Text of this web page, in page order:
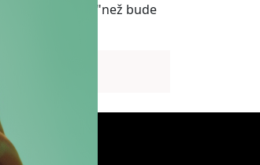
investovali "než bude
zdraví.